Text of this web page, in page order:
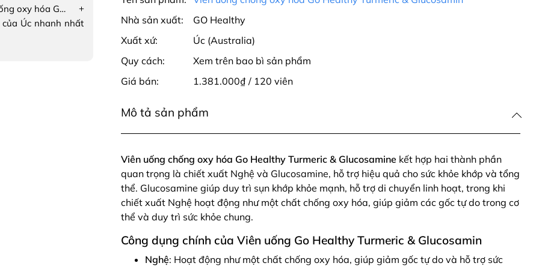
Viên uống chống oxy hóa Go Healthy Turmeric & Glucosamin
+
Úc nhanh nhất
Nhà sản xuất:
GO Healthy
Xuất xứ:
Úc (Australia)
Quy cách:
Xem trên bao bì sản phẩm
Giá bán:
1.381.000₫ / 120 viên
Mô tả sản phẩm
Viên uống chống oxy hóa Go Healthy Turmeric & Glucosamine kết hợp hai thành phần
quan trọng là chiết xuất Nghệ và Glucosamine, hỗ trợ hiệu quả cho sức khỏe khớp và tổng
thể. Glucosamine giúp duy trì sụn khớp khỏe mạnh, hỗ trợ di chuyển linh hoạt, trong khi
chiết xuất Nghệ hoạt động như một chất chống oxy hóa, giúp giảm các gốc tự do trong cơ
thể và duy trì sức khỏe chung.
Công dụng chính của Viên uống Go Healthy Turmeric & Glucosamin
Nghệ: Hoạt động như một chất chống oxy hóa, giúp giảm gốc tự do và hỗ trợ sức